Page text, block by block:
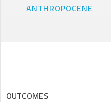
ANTHROPOCENE
OUTCOMES